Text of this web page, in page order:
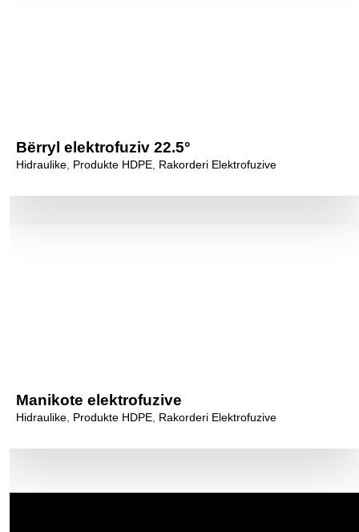
Bërryl elektrofuziv 22.5°
Hidraulike Produkte HDPE Rakorderi Elektrofuzive
Manikote elektrofuzive
Hidraulike Produkte HDPE Rakorderi Elektrofuzive